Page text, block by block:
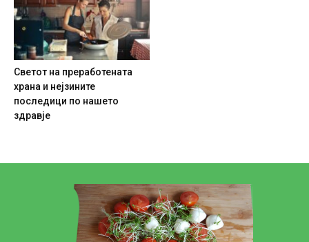
Светот на преработената
храна и нејзините
последици по нашето
здравје